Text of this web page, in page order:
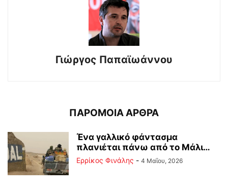
Γιώργος Παπαϊωάννου
ΠΑΡΟΜΟΙΑ ΑΡΘΡΑ
Ένα γαλλικό φάντασμα
πλανιέται πάνω από το Μάλι…
Ερρίκος Φινάλης - 4 Μαΐου, 2026